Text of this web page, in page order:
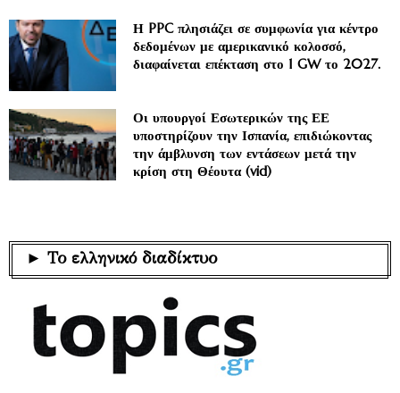
Η PPC πλησιάζει σε συμφωνία για κέντρο
δεδομένων με αμερικανικό κολοσσό,
διαφαίνεται επέκταση στο 1 GW το 2027.
Οι υπουργοί Εσωτερικών της ΕΕ
υποστηρίζουν την Ισπανία, επιδιώκοντας
την άμβλυνση των εντάσεων μετά την
κρίση στη Θέουτα (vid)
► Το ελληνικό διαδίκτυο